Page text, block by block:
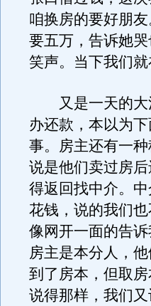
咱换房的要好朋
要五万，告诉她
笑声。当下我们就
又是一天的大
办还款，本以为
事。房主还有一
说是他们卖过房
得返回找中介。
花钱，说的我们
像网开一面的告
房主是本分人，
到了房本，但取
说得那样，我们又